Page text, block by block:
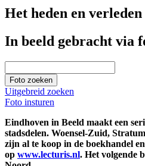
Het heden en
In beeld gebracht via
Uitgebreid zoeken
Foto insturen
Eindhoven in Beeld maakt een
stadsdelen. Woensel-Zuid,
zijn al te koop in de boekhandel
op www.lecturis.nl. Het volgende